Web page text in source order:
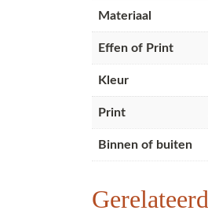
Materiaal
Effen of Print
Kleur
Print
Binnen of buiten